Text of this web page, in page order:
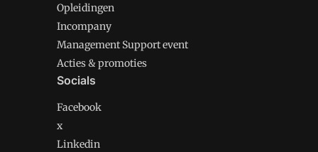
Opleidingen
Incompany
Management Support event
Acties & promoties
Socials
Facebook
x
Linkedin